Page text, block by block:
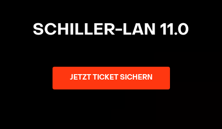
SCHILLER-LAN 11.0
JETZT TICKET SICHERN